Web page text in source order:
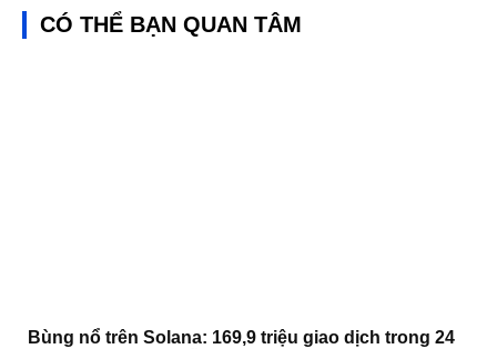
CÓ THỂ BẠN QUAN TÂM
Bùng nổ trên Solana: 169,9 triệu giao dịch trong 24